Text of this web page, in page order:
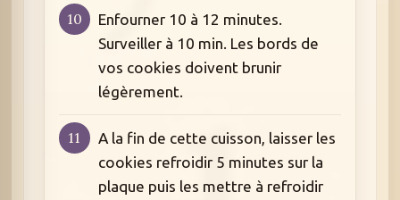
Enfourner 10 à 12 minutes.
Surveiller à 10 min. Les bords de
vos cookies doivent brunir
légèrement.
A la fin de cette cuisson, laisser les
cookies refroidir 5 minutes sur la
plaque puis les mettre à refroidir